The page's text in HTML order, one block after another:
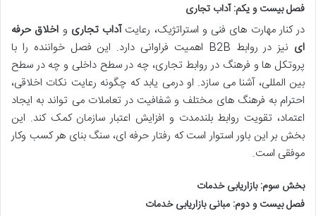
فصل بیست و یکم: آداب تجاری
در کنار مهارت های فنی و استراتژیک، رعایتآداب تجاری و اخلاق حرفه
ای
نیز در روابط B2B اهمیت فراوانی دارد. این فصل خواننده را با
پروتکل ها و فرهنگ در روابط تجاری، چه در سطح داخلی و چه در سطح
بین المللی، آشنا می سازد. او درمی یابد که چگونه رعایت نکات اخلاقی،
احترام به فرهنگ های مختلف و شفافیت در تعاملات می تواند به ایجاد
اعتماد، تقویت روابط بلندمدت و افزایش اعتبار سازمان کمک کند. این
بخش بر این باور استوار است که رفتار حرفه ای، سنگ بنای هر کسب وکار
موفقی است.
بخش سوم: بازاریابی خدمات
فصل بیست و دوم: مبانی بازاریابی خدمات